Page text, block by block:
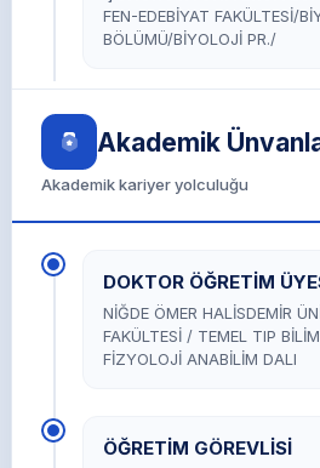
FEN-EDEBİYAT FAKÜLTESİ/
BÖLÜMÜ/BİYOLOJİ PR./
Akademik
Akademik kariyer yolculuğu
DOKTOR ÖĞRETİM
NİĞDE ÖMER HALİSDEMİR
FAKÜLTESİ / TEMEL TIP
FİZYOLOJİ ANABİLİM DALI
ÖĞRETİM GÖREVLİSİ